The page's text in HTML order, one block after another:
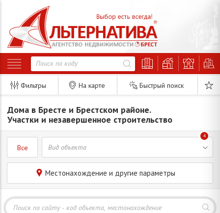
Фильтры На карте Быстрый поиск
Дома в Бресте и Брестском районе.
Участки и незавершенное строительство
Все
4
Местонахождение и другие параметры